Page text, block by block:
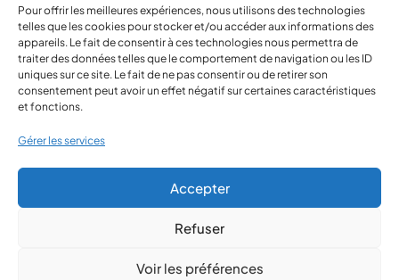
Pour offrir les meilleures expériences, nous utilisons des technologies
telles que les cookies pour stocker et/ou accéder aux informations des
appareils. Le fait de consentir à ces technologies nous permettra de
traiter des données telles que le comportement de navigation ou les ID
uniques sur ce site. Le fait de ne pas consentir ou de retirer son
consentement peut avoir un effet négatif sur certaines caractéristiques
et fonctions.
Gérer les services
Accepter
Refuser
Voir les préférences
© 2026 Aspect Aquitaine